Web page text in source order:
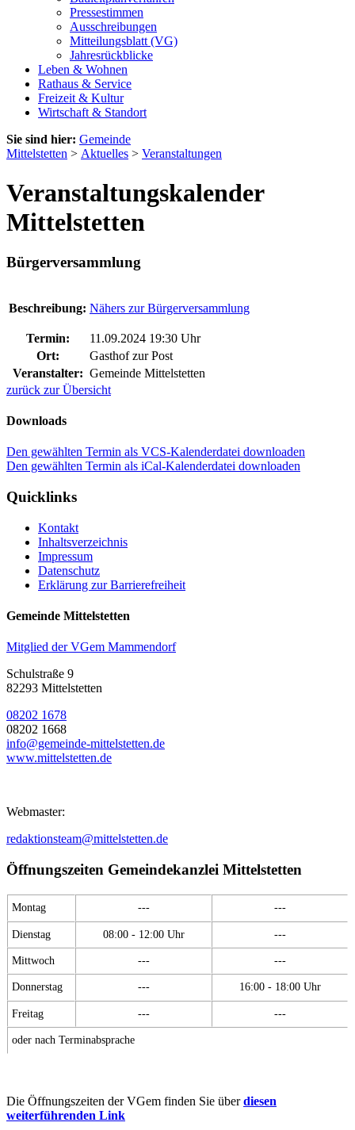
Pressestimmen
Ausschreibungen
Mitteilungsblatt (VG)
Jahresrückblicke
Leben & Wohnen
Rathaus & Service
Freizeit & Kultur
Wirtschaft & Standort
Sie sind hier: Gemeinde
Mittelstetten > Aktuelles > Veranstaltungen
Veranstaltungskalender
Mittelstetten
Bürgerversammlung
Beschreibung: Nähers zur Bürgerversammlung
Termin:
11.09.2024 19:30 Uhr
Ort:
Gasthof zur Post
Veranstalter: Gemeinde Mittelstetten
zurück zur Übersicht
Downloads
Den gewählten Termin als VCS-Kalenderdatei downloaden
Den gewählten Termin als iCal-Kalenderdatei downloaden
Quicklinks
Kontakt
Inhaltsverzeichnis
Impressum
Datenschutz
Erklärung zur Barrierefreiheit
Gemeinde Mittelstetten
Mitglied der VGem Mammendorf
Schulstraße 9
82293 Mittelstetten
08202 1678
08202 1668
info@gemeinde-mittelstetten.de
www.mittelstetten.de
Webmaster:
redaktionsteam@mittelstetten.de
Öffnungszeiten Gemeindekanzlei Mittelstetten
Montag --- ---
Dienstag 08:00 - 12:00 Uhr ---
Mittwoch --- ---
Donnerstag --- 16:00 - 18:00 Uhr
Freitag --- ---
oder nach Terminabsprache
Die Öffnungszeiten der VGem finden Sie überdiesen
weiterführenden Link